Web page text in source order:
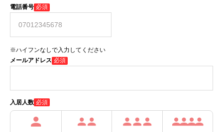
電話番号 必須
※ハイフンなしで入力してください
メールアドレス 必須
入居人数 必須